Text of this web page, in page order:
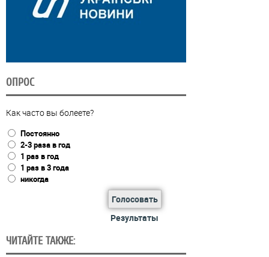
ОПРОС
Как часто вы болеете?
Постоянно
2-3 раза в год
1 раз в год
1 раз в 3 года
никогда
Голосовать
Результаты
ЧИТАЙТЕ ТАКЖЕ: